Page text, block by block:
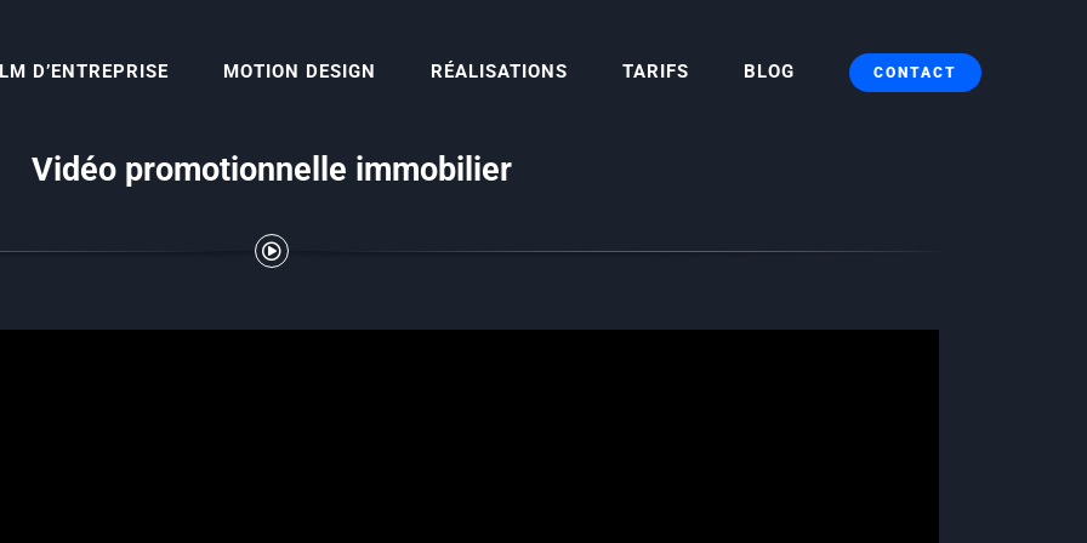
D’ENTREPRISE MOTION DESIGN RÉALISATIONS TARIFS BLOG CONTACT
Vidéo promotionnelle immobilier